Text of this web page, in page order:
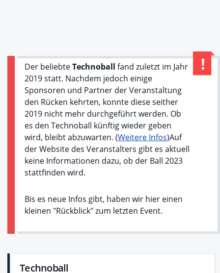
Der beliebteTechnoball fand zuletzt im Jahr
2019 statt. Nachdem jedoch einige
Sponsoren und Partner der Veranstaltung
den Rücken kehrten, konnte diese seither
2019 nicht mehr durchgeführt werden. Ob
es den Technoball künftig wieder geben
wird, bleibt abzuwarten. (Weitere Infos)Auf
der Website des Veranstalters gibt es aktuell
keine Informationen dazu, ob der Ball 2023
stattfinden wird.
Bis es neue Infos gibt, haben wir hier einen
kleinen "Rückblick" zum letzten Event.
Technoball